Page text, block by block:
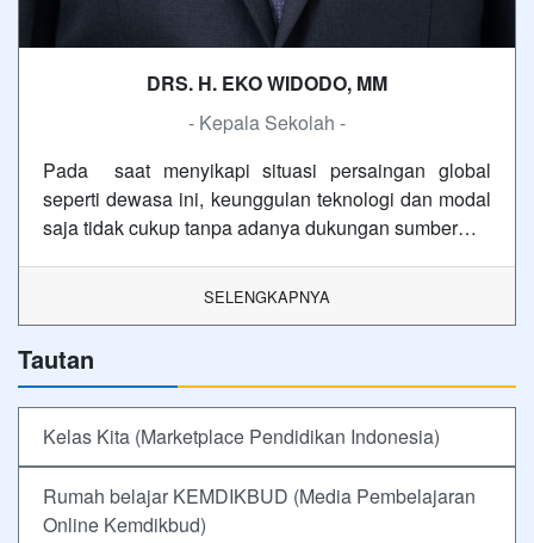
DRS. H. EKO WIDODO, MM
- Kepala Sekolah -
Pada saat menyikapi situasi persaingan global
seperti dewasa ini, keunggulan teknologi dan modal
saja tidak cukup tanpa adanya dukungan sumber…
SELENGKAPNYA
Tautan
Kelas Kita (Marketplace Pendidikan Indonesia)
Rumah belajar KEMDIKBUD (Media Pembelajaran
Online Kemdikbud)